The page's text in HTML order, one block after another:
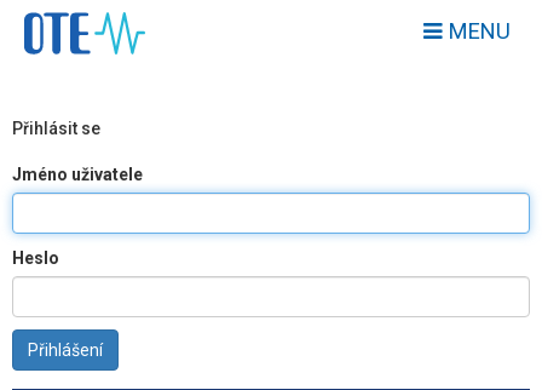
MENU
Přihlásit se
Jméno uživatele
Heslo
Přihlášení